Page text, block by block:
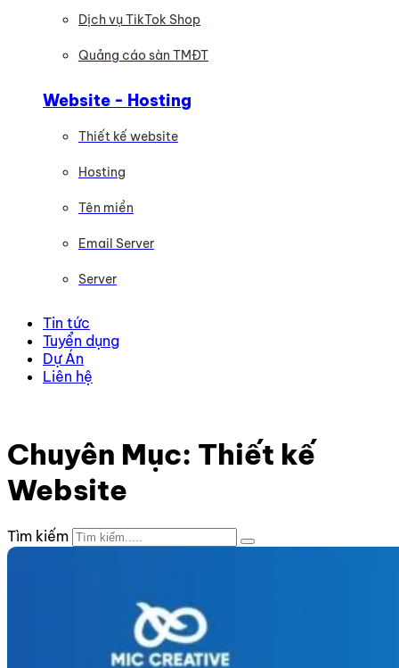
Dịch vụ TikTok Shop
Quảng cáo sàn TMĐT
Website - Hosting
Thiết kế website
Hosting
Tên miền
Email Server
Server
Tin tức
Tuyển dụng
Dự Án
Liên hệ
Chuyên Mục: Thiết kế
Website
Tìm kiếm